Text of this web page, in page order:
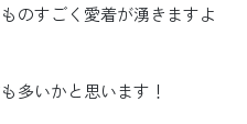
のすごく愛着が湧きますよ
多いかと思います！